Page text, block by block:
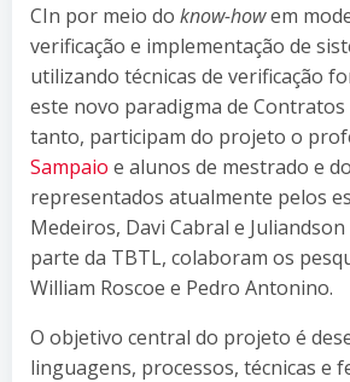
CIn por meio do know-howem
verificação e implementação de
utilizando técnicas de verificação
este novo paradigma de
tanto, participam do projeto o
Sampaio e alunos de mestrado e
representados atualmente pelos
Medeiros, Davi Cabral e
parte da TBTL, colaboram os
William Roscoe e Pedro Antonino.
O objetivo central do projeto é
linguagens, processos, técnicas e